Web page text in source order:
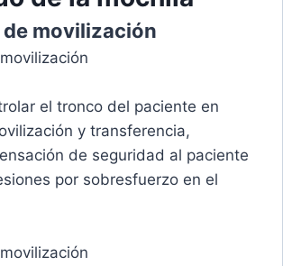
de movilización
el tronco del paciente en
y transferencia,
de seguridad al paciente
por sobresfuerzo en el